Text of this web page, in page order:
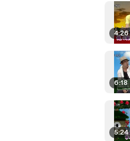
4:26
6:18
5:24